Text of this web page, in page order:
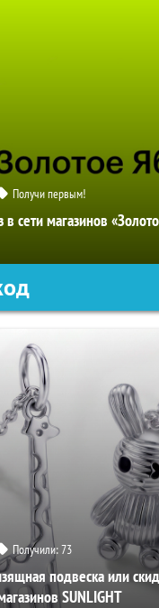
Получи первым!
в сети магазинов
Получили:73
подвеска или
SUNLIGHT